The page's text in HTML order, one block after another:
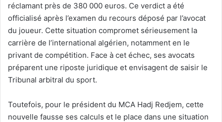
réclamant près de 380 000 euros. Ce verdict a été
officialisé après l’examen du recours déposé par l’avocat
du joueur. Cette situation compromet sérieusement la
carrière de l’international algérien, notamment en le
privant de compétition. Face à cet échec, ses avocats
préparent une riposte juridique et envisagent de saisir le
Tribunal arbitral du sport.
Toutefois, pour le président du MCA Hadj Redjem, cette
nouvelle fausse ses calculs et le place dans une situation